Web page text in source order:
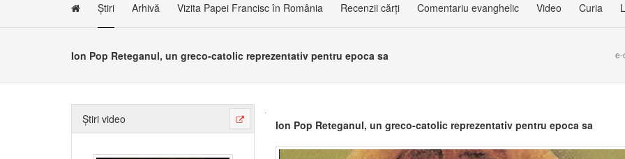
Știri Arhivă Vizita Papei Francisc în România Recenzii cărți Comentariu evanghelic Video Curia
Ion Pop Reteganul, un greco-catolic reprezentativ pentru epoca sa e-
Știri video Ion Pop Reteganul, un greco-catolic reprezentativ pentru epoca sa